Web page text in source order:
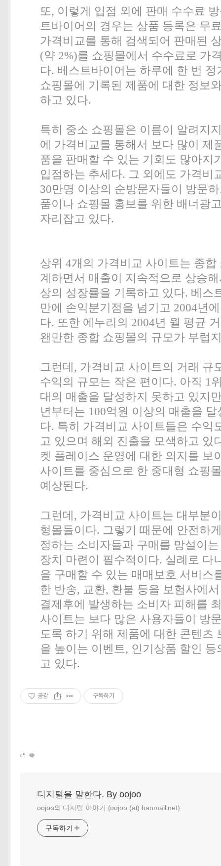
또, 이렇게 입점 외에 판매 수수료
트바이어의 경우는 상품 등록은 무
가격비교를 통해 검색되어 판매된
(약 2%)를 쇼핑몰에서 수수료로 가
다. 베스트바이어는 하루에 한 번 정
쇼핑몰에 기록된 제품에 대한 정보
하고 있다.
특히 중소 쇼핑몰은 이름이 알려지
에 가격비교를 통해서 보다 많이 제
품을 판매할 수 있는 기회도 많아지
입점하는 추세다. 그 외에도 가격비
30만명 이상의 순방문자들이 방문
품이나 쇼핑몰 홍보를 위한 배너광
자리잡고 있다.
상위 4개의 가격비교 사이트는 종합
계하면서 매출이 지속적으로 상승
상의 성장률을 기록하고 있다. 베스
만에 손익분기점을 넘기고 2004년
다. 또한 에누리의 2004년 월 평균
왠만한 종합 쇼핑몰의 규모가 부럽
그런데, 가격비교 사이트의 거래 규
수익의 규모는 작은 편이다. 아직 1
대의 매출을 달성하지 못하고 있지
년부터는 100억원 이상의 매출을
다. 특히 가격비교 사이트들은 수익
고 있으며 해외 진출을 모색하고 있
켓 플레이스 운영에 대한 의지를 보
사이트를 중심으로 한 중대형 쇼핑
예상된다.
그런데, 가격비교 사이트는 대부분
형몰들이다. 그렇기 때문에 안전하
정하는 소비자들과 구매를 망설이
장치 마련이 필수적이다. 실례로 다
을 구매할 수 있는 매매보호 서비스
한 반송, 교환, 환불 등을 보험사에
결제후에 발생하는 소비자 피해를
사이트는 보다 많은 사용자들이 방
도록 하기 위해 제품에 대한 콘텐츠
을 높이는 이벤트, 인기상품 할인
고 있다.
공감 구독하기
디지털을 말한다. By oojoo
oojoo의 디지털 이야기 (oojoo (at) hanmail.net)
구독하기